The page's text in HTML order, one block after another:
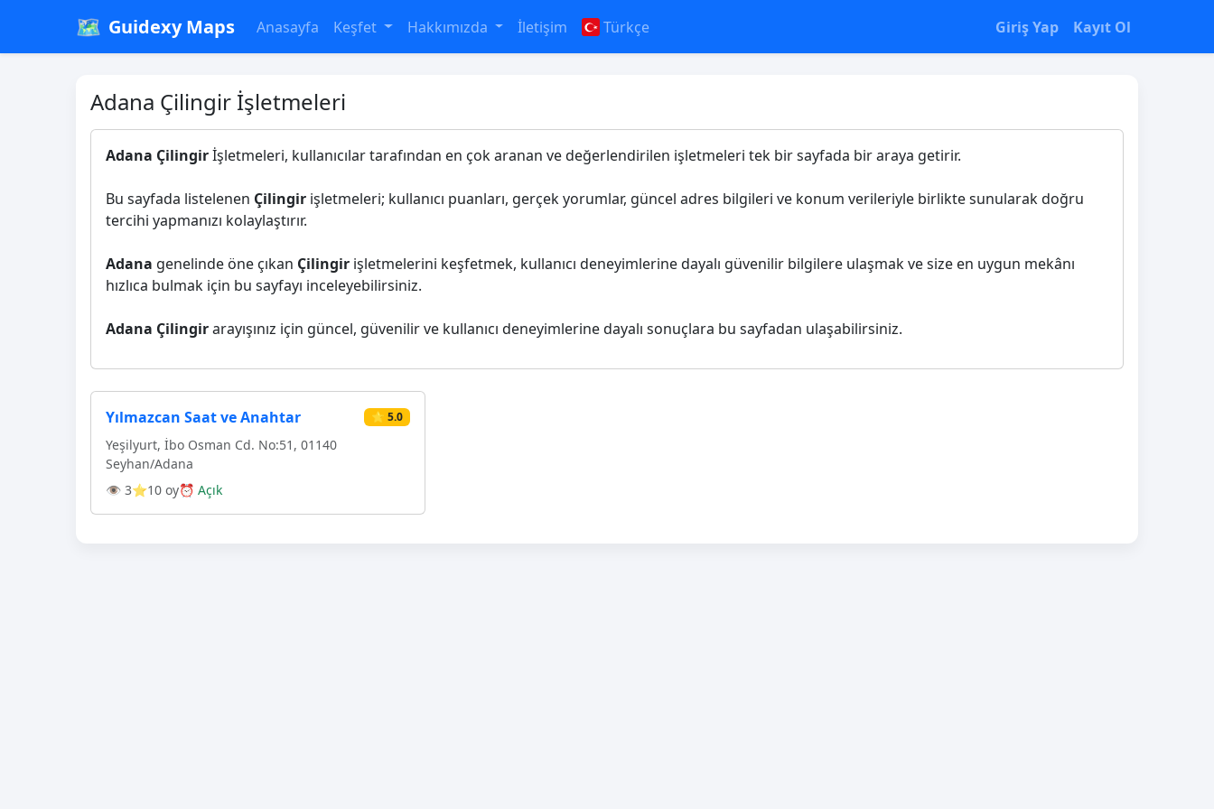
🗺️ Guidexy Maps Anasayfa Keşfet Hakkımızda İletişim Türkçe Giriş Yap Kayıt Ol
Adana Çilingir İşletmeleri
Adana Çilingirİşletmeleri, kullanıcılar tarafından en çok aranan ve değerlendirilen işletmeleri tek bir sayfada bir araya getirir.
Bu sayfada listelenen Çilingir işletmeleri; kullanıcı puanları, gerçek yorumlar, güncel adres bilgileri ve konum verileriyle birlikte sunularak doğru
tercihi yapmanızı kolaylaştırır.
Adana genelinde öne çıkan Çilingir işletmelerini keşfetmek, kullanıcı deneyimlerine dayalı güvenilir bilgilere ulaşmak ve size en uygun mekânı
hızlıca bulmak için bu sayfayı inceleyebilirsiniz.
Adana Çilingirarayışınız için güncel, güvenilir ve kullanıcı deneyimlerine dayalı sonuçlara bu sayfadan ulaşabilirsiniz.
Yılmazcan Saat ve Anahtar ⭐ 5.0
Yeşilyurt, İbo Osman Cd. No:51, 01140
Seyhan/Adana
👁 3⭐10 oy⏰ Açık